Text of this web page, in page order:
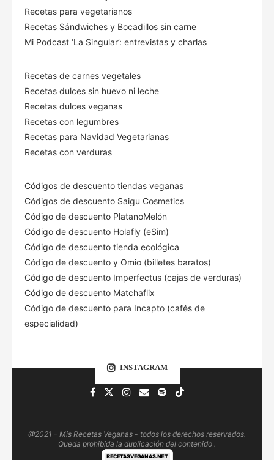
Recetas para vegetarianos
Recetas Sándwiches y Bocadillos sin carne
Mi Podcast ‘La Singular’: entrevistas y charlas
Recetas de carnes vegetales
Recetas dulces sin huevo ni leche
Recetas dulces veganas
Recetas con legumbres
Recetas para Navidad Vegetarianas
Recetas con verduras
Códigos de descuento tiendas veganas
Códigos de descuento Saigu Cosmetics
Código de descuento PlatanoMelón
Código de descuento Holafly (eSim)
Código de descuento tienda ecológica
Código de descuento y Omio (billetes baratos)
Código de descuento Imperfectus (cajas de verduras)
Código de descuento Matchaflix
Código de descuento para Incapto (cafés de
especialidad)
INSTAGRAM
@2021 - Mis Recetas Veganas - todos los derechos reservados.
Queda prohibida la duplicación del contenido .